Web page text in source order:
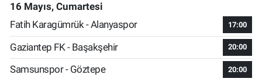
16 Mayıs, Cumartesi
Fatih Karagümrük - Alanyaspor
17:00
Gaziantep FK - Başakşehir 20:00
Samsunspor - Göztepe 20:00